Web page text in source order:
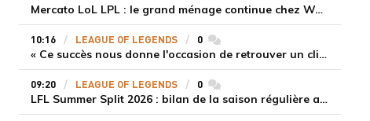
Mercato LoL LPL : le grand ménage continue chez Weibo Gaming, Jiejie quitte le navire au profit de Xiaohao
10:16 LEAGUE OF LEGENDS 0commentaires
« Ce succès nous donne l'occasion de retrouver un climat beaucoup plus positif » Ryu et Canyon soulagés après la victoire de Gen.G sur HLE
09:20 LEAGUE OF LEGENDS 0commentaires
LFL Summer Split 2026 : bilan de la saison régulière avec Solary en tête